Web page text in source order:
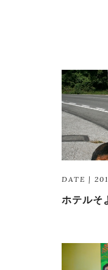
DATE |
ホテルそ